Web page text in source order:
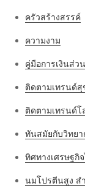
ครัวสร้างสรรค์
ความงาม
คู่มือการเงินส่ว
ติดตามเทรนด์
ติดตามเทรนด์โ
ทันสมัยกับวิทยา
ทิศทางเศรษฐกิ
นมโปรตีนสูง ส